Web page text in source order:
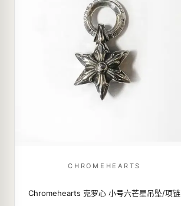
CHROMEHEARTS
Chromehearts 克罗心 小号六芒星吊坠/项链